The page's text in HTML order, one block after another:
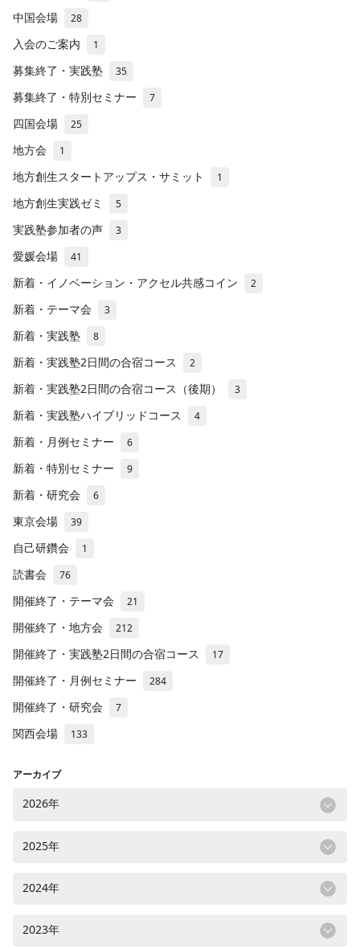
中国会場 28
入会のご案内 1
募集終了・実践塾 35
募集終了・特別セミナー 7
四国会場 25
地方会 1
地方創生スタートアップス・サミット 1
地方創生実践ゼミ 5
実践塾参加者の声 3
愛媛会場 41
新着・イノベーション・アクセル共感コイン 2
新着・テーマ会 3
新着・実践塾 8
新着・実践塾2日間の合宿コース 2
新着・実践塾2日間の合宿コース（後期） 3
新着・実践塾ハイブリッドコース 4
新着・月例セミナー 6
新着・特別セミナー 9
新着・研究会 6
東京会場 39
自己研鑽会 1
読書会 76
開催終了・テーマ会 21
開催終了・地方会 212
開催終了・実践塾2日間の合宿コース 17
開催終了・月例セミナー 284
開催終了・研究会 7
関西会場 133
アーカイブ
2026年
2025年
2024年
2023年